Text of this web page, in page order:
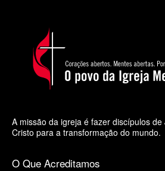
A missão da igreja é fazer discípulos de
Cristo para a transformação do mundo.
O Que Acreditamos